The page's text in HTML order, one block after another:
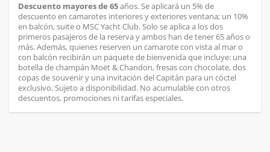
Descuento mayores de 65años. Se aplicará un 5% de
descuento en camarotes interiores y exteriores ventana; un 10%
en balcón, suite o MSC Yacht Club. Solo se aplica a los dos
primeros pasajeros de la reserva y ambos han de tener 65 años o
más. Además, quienes reserven un camarote con vista al mar o
con balcón recibirán un paquete de bienvenida que incluye: una
botella de champán Moët & Chandon, fresas con chocolate, dos
copas de souvenir y una invitación del Capitán para un cóctel
exclusivo. Sujeto a disponibilidad. No acumulable con otros
descuentos, promociones ni tarifas especiales.